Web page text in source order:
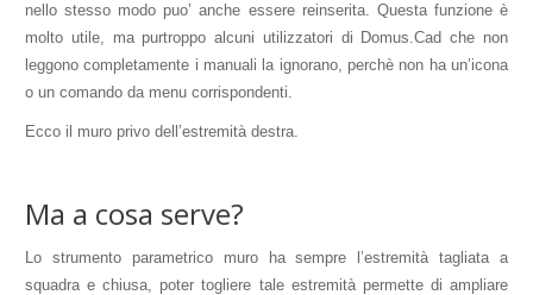
nello stesso modo puo’ anche essere reinserita. Questa funzione è
molto utile, ma purtroppo alcuni utilizzatori di Domus.Cad che non
leggono completamente i manuali la ignorano, perchè non ha un’icona
o un comando da menu corrispondenti.
Ecco il muro privo dell’estremità destra.
Ma a cosa serve?
Lo strumento parametrico muro ha sempre l’estremità tagliata a
squadra e chiusa, poter togliere tale estremità permette di ampliare